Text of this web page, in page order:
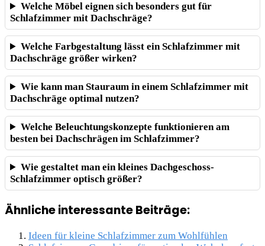
Welche Möbel eignen sich besonders gut für
Schlafzimmer mit Dachschräge?
Welche Farbgestaltung lässt ein Schlafzimmer mit
Dachschräge größer wirken?
Wie kann man Stauraum in einem Schlafzimmer mit
Dachschräge optimal nutzen?
Welche Beleuchtungskonzepte funktionieren am
besten bei Dachschrägen im Schlafzimmer?
Wie gestaltet man ein kleines Dachgeschoss-
Schlafzimmer optisch größer?
Ähnliche interessante Beiträge:
Ideen für kleine Schlafzimmer zum Wohlfühlen